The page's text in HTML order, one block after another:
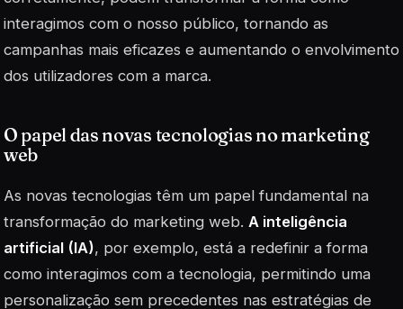
interagimos com o nosso público, tornando as
campanhas mais eficazes e aumentando o envolvimento
dos utilizadores com a marca.
O papel das novas tecnologias no marketing
web
As novas tecnologias têm um papel fundamental na
transformação do marketing web. A inteligência
artificial (IA), por exemplo, está a redefinir a forma
como interagimos com a tecnologia, permitindo uma
personalização sem precedentes nas estratégias de